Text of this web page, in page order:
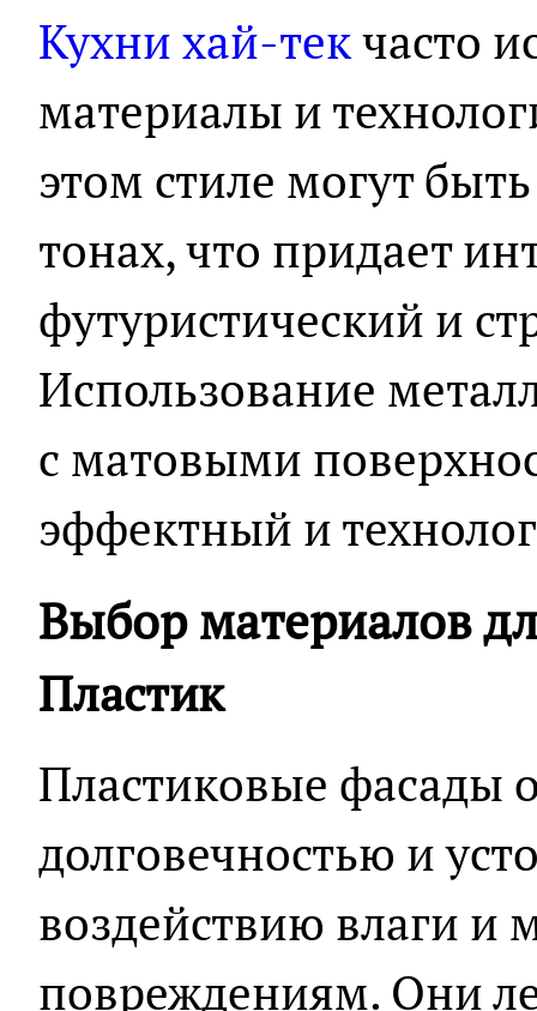
Кухни хай-текчасто
материалы и
этом стиле могут
тонах, что придает
футуристический и
Использование
с матовыми
эффектный и
Выбор материалов
Пластик
Пластиковые фасады
долговечностью и
воздействию влаги и
повреждениям. Они